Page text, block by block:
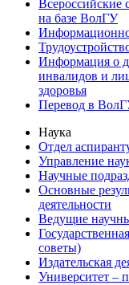
Всероссийские
на базе ВолГУ
Информация о
инвалидов и
здоровья
Перевод в
Наука
Отдел
Управление
Научные
Основные
деятельности
Ведущие
советы)
Издательская
Университет –